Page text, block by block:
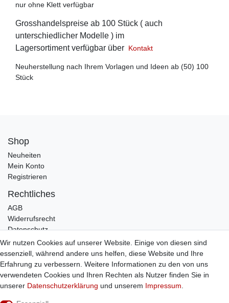
nur ohne Klett verfügbar
Grosshandelspreise ab 100 Stück ( auch
unterschiedlicher Modelle ) im
Lagersortiment verfügbar über Kontakt
Neuherstellung nach Ihrem Vorlagen und Ideen ab (50) 100
Stück
Shop
Neuheiten
Mein Konto
Registrieren
Rechtliches
AGB
Widerrufsrecht
Datenschutz
Impressum
Infos
Zahlung / Versand
Individuelle Anfertigung
Wir nutzen Cookies auf unserer Website. Einige von diesen sind
essenziell, während andere uns helfen, diese Website und Ihre
Erfahrung zu verbessern. Weitere Informationen zu den von uns
verwendeten Cookies und Ihren Rechten als Nutzer finden Sie in
unserer Daten­schutz­erklärung und unserem Impressum